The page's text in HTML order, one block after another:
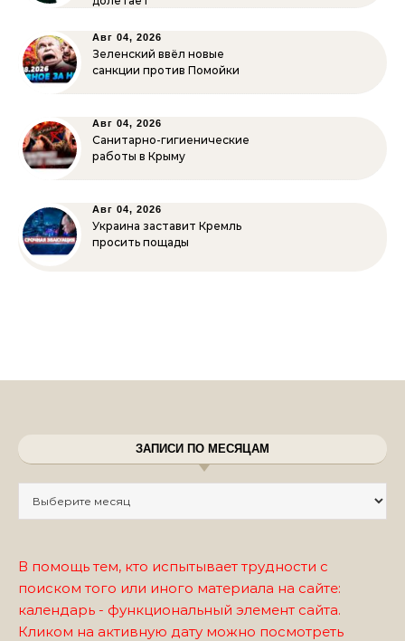
Авг 04, 2026
Зеленский ввёл новые
санкции против Помойки
Авг 04, 2026
Санитарно-гигиенические
работы в Крыму
Авг 04, 2026
Украина заставит Кремль
просить пощады
ЗАПИСИ ПО МЕСЯЦАМ
В помощь тем, кто испытывает трудности с
поиском того или иного материала на сайте:
календарь - функциональный элемент сайта.
Кликом на активную дату можно посмотреть